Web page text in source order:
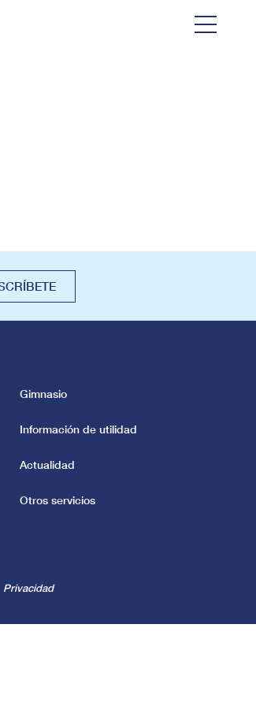
Gimnasio
Información de utilidad
Actualidad
Otros servicios
Privacidad